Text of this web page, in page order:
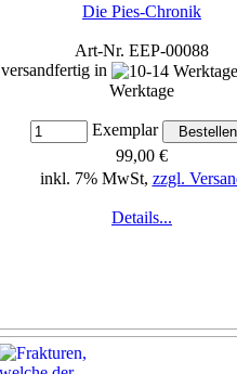
Die Pies-Chronik
Art-Nr. EEP-00088
versandfertig in
Werktage
Exemplar
99,00 €
inkl. 7% MwSt, zzgl.
Details...